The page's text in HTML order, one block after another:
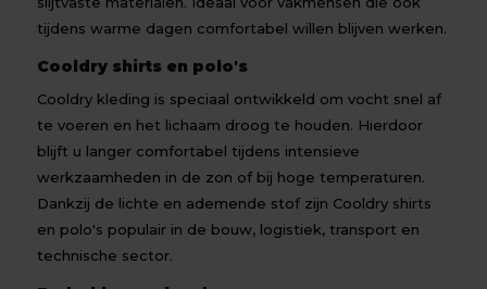
tijdens warme dagen comfortabel willen blijven werken.
Cooldry shirts en polo's
Cooldry kleding is speciaal ontwikkeld om vocht snel af
te voeren en het lichaam droog te houden. Hierdoor
blijft u langer comfortabel tijdens intensieve
werkzaamheden in de zon of bij hoge temperaturen.
Dankzij de lichte en ademende stof zijn Cooldry shirts
en polo's populair in de bouw, logistiek, transport en
technische sector.